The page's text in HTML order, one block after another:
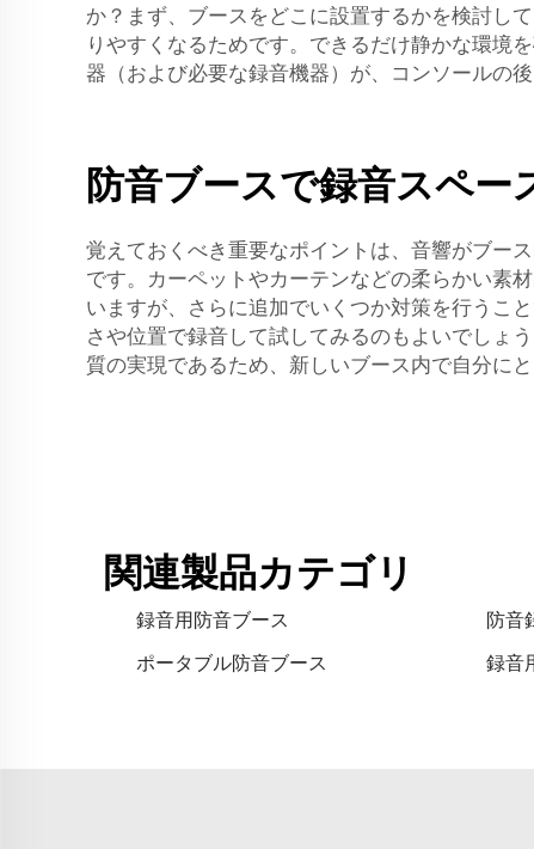
か？まず、ブースをどこに設置するかを検討し
りやすくなるためです。できるだけ静かな環境
器（および必要な録音機器）が、コンソールの
防音ブースで録音スペー
覚えておくべき重要なポイントは、音響がブー
です。カーペットやカーテンなどの柔らかい素
いますが、さらに追加でいくつか対策を行うこ
さや位置で録音して試してみるのもよいでしょ
質の実現であるため、新しいブース内で自分に
関連製品カテゴリ
録音用防音ブース 防音
ポータブル防音ブース
録音